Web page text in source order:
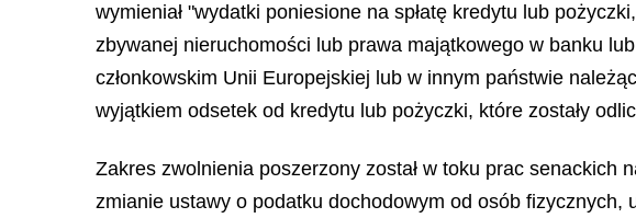
wymieniał "wydatki poniesione na spłatę kredytu lub
zbywanej nieruchomości lub prawa majątkowego w banku
członkowskim Unii Europejskiej lub w innym państwie
wyjątkiem odsetek od kredytu lub pożyczki, które zostały
Zakres zwolnienia poszerzony został w toku prac
zmianie ustawy o podatku dochodowym od osób